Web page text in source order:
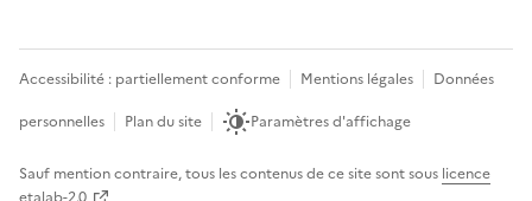
Accessibilité : partiellement conforme Mentions légales
Données
personnelles
Plan du site Paramètres d'affichage
Sauf mention contraire, tous les contenus de ce site sont sous licence